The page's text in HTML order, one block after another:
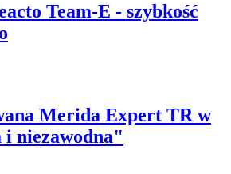
Team-E - szybkość
Merida Expert TR w
i niezawodna"